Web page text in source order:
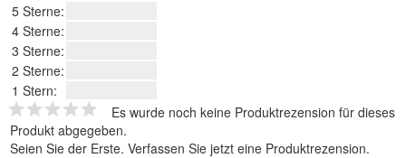
5 Sterne:
4 Sterne:
3 Sterne:
2 Sterne:
1 Stern:
Es wurde noch keine Produktrezension für dieses
Produkt abgegeben.
Seien Sie der Erste. Verfassen Sie jetzt eine Produktrezension.